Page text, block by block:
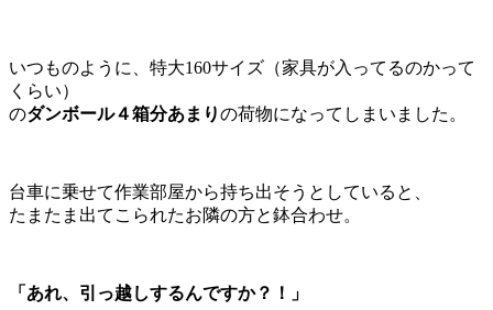
いつものように、特大160サイズ（家具が入ってるのかって
くらい）
のダンボール４箱分あまりの荷物になってしまいました。
台車に乗せて作業部屋から持ち出そうとしていると、
たまたま出てこられたお隣の方と鉢合わせ。
「あれ、引っ越しするんですか？！」